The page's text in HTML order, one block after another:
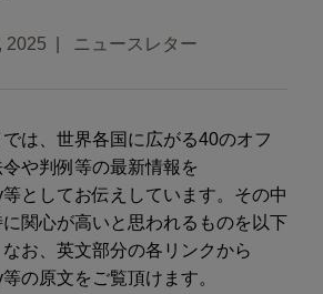
2025 ニュースレター
は、世界各国に広がる40のオフ
や判例等の最新情報を
としてお伝えしています。その中
関心が高いと思われるものを以下
お、英文部分の各リンクから
の原文をご覧頂けます。